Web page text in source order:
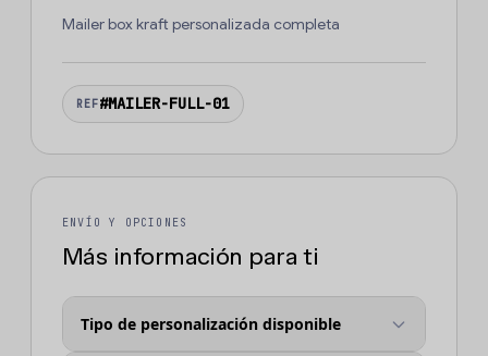
Mailer box kraft personalizada completa
REF#MAILER-FULL-01
ENVÍO Y OPCIONES
Más información para ti
Tipo de personalización disponible